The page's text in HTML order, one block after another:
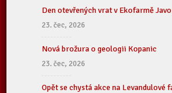
Den otevřených vrat v Ekofarmě
23. čec, 2026
Nová brožura o geologii Kopanic
23. čec, 2026
Opět se chystá akce na Levandulové